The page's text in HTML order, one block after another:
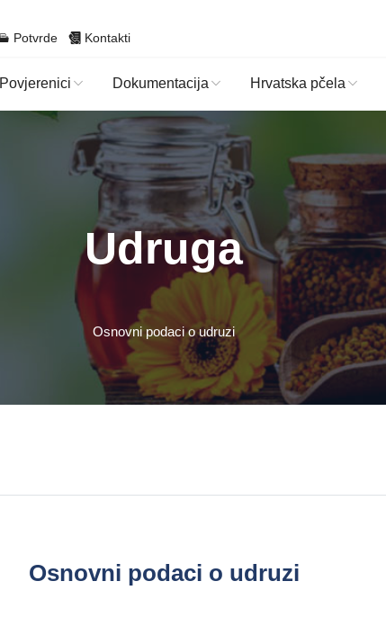
Potvrde Kontakti
Povjerenici Dokumentacija Hrvatska pčela
Udruga
Osnovni podaci o udruzi
Osnovni podaci o udruzi